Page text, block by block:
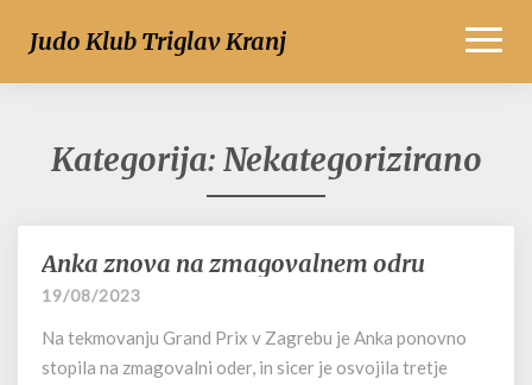
Judo Klub Triglav Kranj
Kategorija: Nekategorizirano
Anka
znova
zmagovalnem
odru
Anka znova na zmagovalnem odru
19/08/2023
Na tekmovanju Grand Prix v Zagrebu je Anka ponovno
stopila na zmagovalni oder, in sicer je osvojila tretje